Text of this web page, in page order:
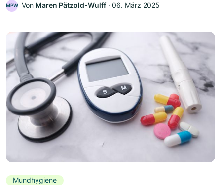
MPW Von Maren Pätzold-Wulff ‧ 06. März 2025
Mundhygiene